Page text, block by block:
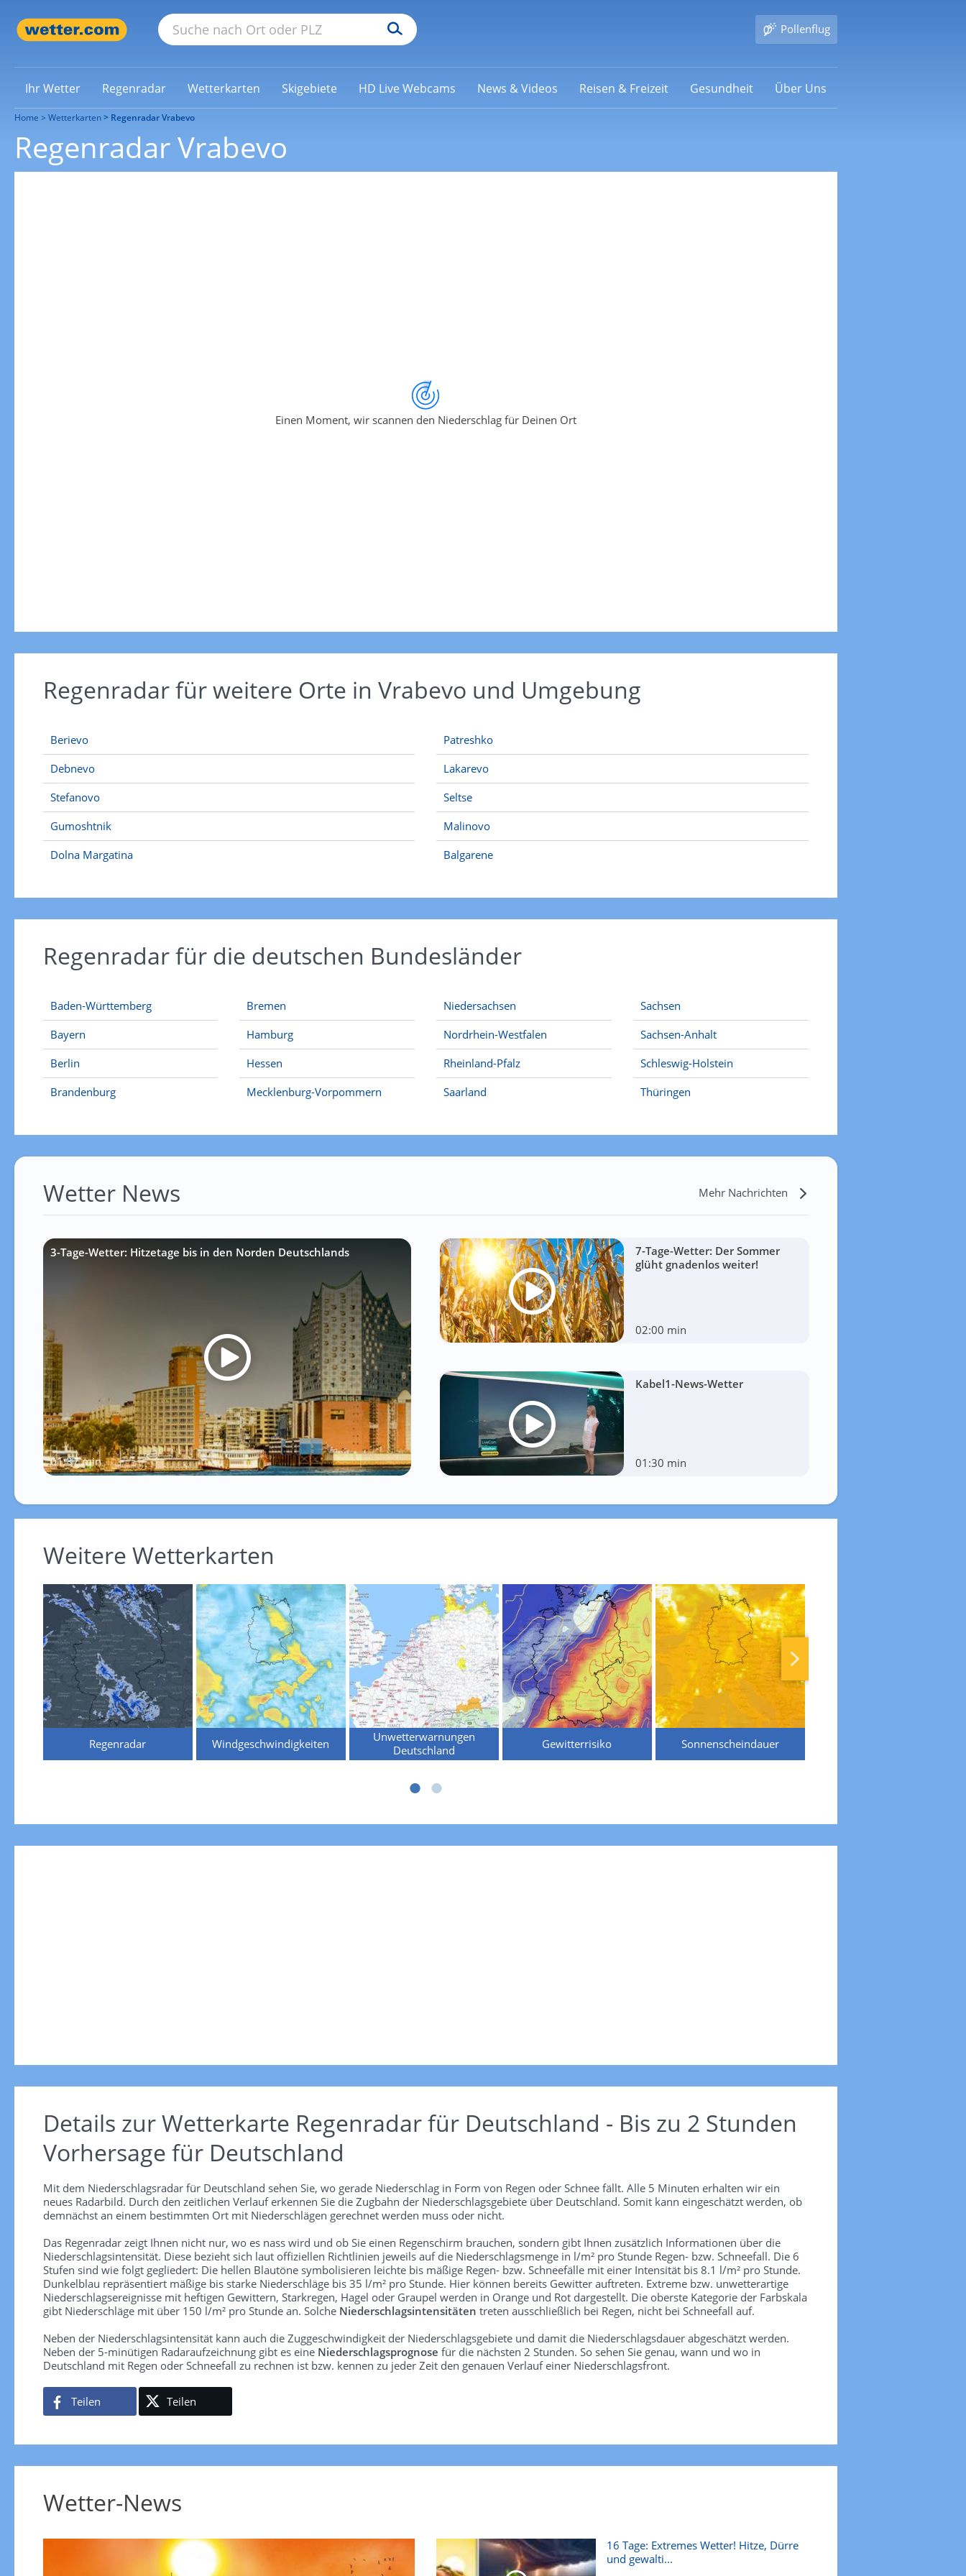
Pollenflug
Ihr Wetter Regenradar Wetterkarten Skigebiete HD Live Webcams News & Videos Reisen & Freizeit Gesundheit Über Uns
Home Wetterkarten Regenradar Vrabevo
Regenradar Vrabevo
Einen Moment, wir scannen den Niederschlag für Deinen Ort
Regenradar für weitere Orte in Vrabevo und Umgebung
Berievo
Debnevo
Stefanovo
Gumoshtnik
Dolna Margatina
Patreshko
Lakarevo
Seltse
Malinovo
Balgarene
Regenradar für die deutschen Bundesländer
Baden-Württemberg
Bayern
Berlin
Brandenburg
Bremen
Hamburg
Hessen
Mecklenburg-Vorpommern
Niedersachsen
Nordrhein-Westfalen
Rheinland-Pfalz
Saarland
Sachsen
Sachsen-Anhalt
Schleswig-Holstein
Thüringen
Wetter News Mehr Nachrichten
3-Tage-Wetter: Hitzetage bis in den Norden Deutschlands
01:37 min
7-Tage-Wetter: Der Sommer
glüht gnadenlos weiter!
02:00 min
Kabel1-News-Wetter
01:30 min
Weitere Wetterkarten
Regenradar Windgeschwindigkeiten
Unwetterwarnungen
Deutschland
Gewitterrisiko Sonnenscheindauer
Details zur Wetterkarte Regenradar für Deutschland - Bis zu 2 Stunden
Vorhersage für Deutschland
Mit dem Niederschlagsradar für Deutschland sehen Sie, wo gerade Niederschlag in Form von Regen oder Schnee fällt. Alle 5 Minuten erhalten wir ein
neues Radarbild. Durch den zeitlichen Verlauf erkennen Sie die Zugbahn der Niederschlagsgebiete über Deutschland. Somit kann eingeschätzt werden, ob
demnächst an einem bestimmten Ort mit Niederschlägen gerechnet werden muss oder nicht.
Das Regenradar zeigt Ihnen nicht nur, wo es nass wird und ob Sie einen Regenschirm brauchen, sondern gibt Ihnen zusätzlich Informationen über die
Niederschlagsintensität. Diese bezieht sich laut offiziellen Richtlinien jeweils auf die Niederschlagsmenge in l/m² pro Stunde Regen- bzw. Schneefall. Die 6
Stufen sind wie folgt gegliedert: Die hellen Blautöne symbolisieren leichte bis mäßige Regen- bzw. Schneefälle mit einer Intensität bis 8.1 l/m² pro Stunde.
Dunkelblau repräsentiert mäßige bis starke Niederschläge bis 35 l/m² pro Stunde. Hier können bereits Gewitter auftreten. Extreme bzw. unwetterartige
Niederschlagsereignisse mit heftigen Gewittern, Starkregen, Hagel oder Graupel werden in Orange und Rot dargestellt. Die oberste Kategorie der Farbskala
gibt Niederschläge mit über 150 l/m² pro Stunde an. Solche Niederschlagsintensitäten treten ausschließlich bei Regen, nicht bei Schneefall auf.
Neben der Niederschlagsintensität kann auch die Zuggeschwindigkeit der Niederschlagsgebiete und damit die Niederschlagsdauer abgeschätzt werden.
Neben der 5-minütigen Radaraufzeichnung gibt es eine Niederschlagsprognose für die nächsten 2 Stunden. So sehen Sie genau, wann und wo in
Deutschland mit Regen oder Schneefall zu rechnen ist bzw. kennen zu jeder Zeit den genauen Verlauf einer Niederschlagsfront.
Teilen Teilen
Wetter-News
16 Tage: Extremes Wetter! Hitze, Dürre
und gewalti...